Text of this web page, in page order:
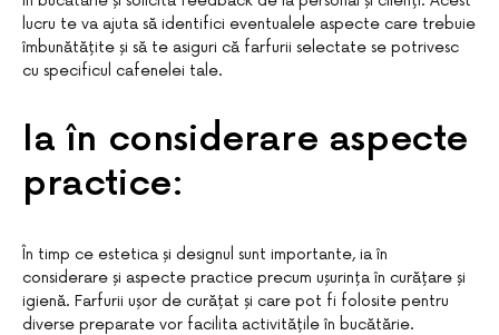
lucru te va ajuta să identifici eventualele aspecte care trebuie
îmbunătățite și să te asiguri că farfurii selectate se potrivesc
cu specificul cafenelei tale.
Ia în considerare aspecte
practice:
În timp ce estetica și designul sunt importante, ia în
considerare și aspecte practice precum ușurința în curățare și
igienă. Farfurii ușor de curățat și care pot fi folosite pentru
diverse preparate vor facilita activitățile în bucătărie.